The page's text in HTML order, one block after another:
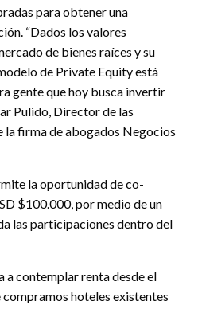
para obtener una
“Dados los valores
de bienes raíces y su
de Private Equity está
gente que hoy busca invertir
Pulido, Director de las
la firma de abogados Negocios
la oportunidad de co-
$100.000, por medio de un
las participaciones dentro del
a contemplar renta desde el
hoteles existentes